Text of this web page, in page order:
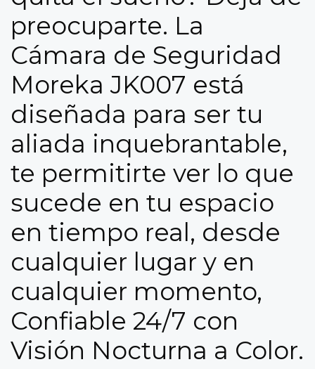
preocuparte. La
Cámara de Seguridad
Moreka JK007 está
diseñada para ser tu
aliada inquebrantable,
te permitirte ver lo que
sucede en tu espacio
en tiempo real, desde
cualquier lugar y en
cualquier momento,
Confiable 24/7 con
Visión Nocturna a Color.